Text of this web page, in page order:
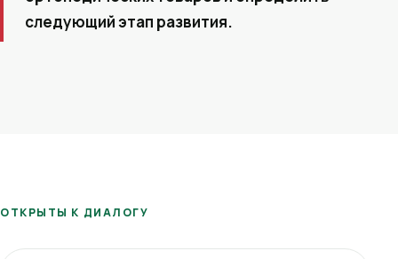
следующий этап развития.
ОТКРЫТЫ К ДИАЛОГУ